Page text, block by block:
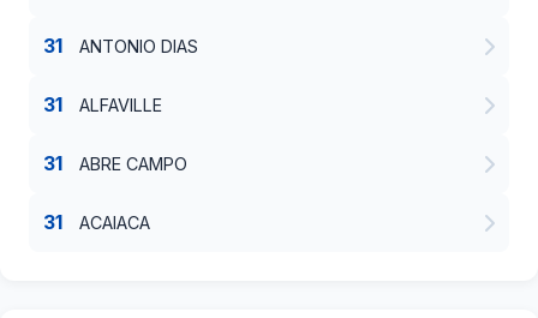
31 ANTONIO DIAS
31 ALFAVILLE
31 ABRE CAMPO
31 ACAIACA